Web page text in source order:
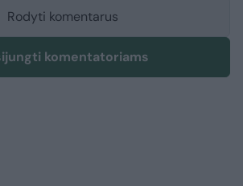
Rodyti komentarus
komentatoriams